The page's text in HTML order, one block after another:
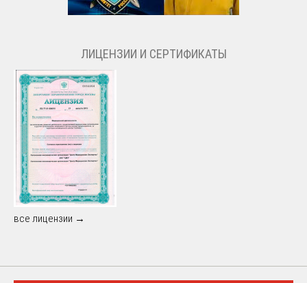
ЛИЦЕНЗИИ И СЕРТИФИКАТЫ
все лицензии →